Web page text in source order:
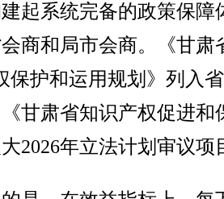
起系统完备的政策保障
商和局市会商。《甘肃
保护和运用规划》列入
甘肃省知识产权促进和
2026年立法计划审议项